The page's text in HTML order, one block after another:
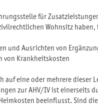
für
Wohnsitz
und Ausrichten von
von Krankheitskosten
auf eine oder mehrere dieser
zur AHV/IV ist einerseits
beeinflusst. Sind